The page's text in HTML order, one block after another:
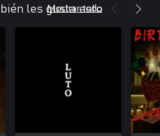
les gusta esto
Mostrar todo